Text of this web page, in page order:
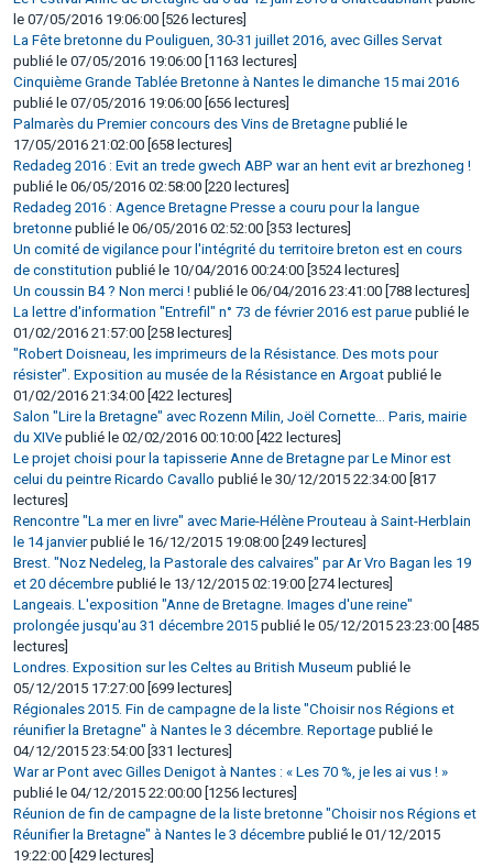
le 07/05/2016 19:06:00 [526 lectures]
La Fête bretonne du Pouliguen, 30-31 juillet 2016, avec Gilles Servat
publié le 07/05/2016 19:06:00 [1163 lectures]
Cinquième Grande Tablée Bretonne à Nantes le dimanche 15 mai 2016
publié le 07/05/2016 19:06:00 [656 lectures]
Palmarès du Premier concours des Vins de Bretagne publié le
17/05/2016 21:02:00 [658 lectures]
Redadeg 2016 : Evit an trede gwech ABP war an hent evit ar brezhoneg !
publié le 06/05/2016 02:58:00 [220 lectures]
Redadeg 2016 : Agence Bretagne Presse a couru pour la langue
bretonne publié le 06/05/2016 02:52:00 [353 lectures]
Un comité de vigilance pour l'intégrité du territoire breton est en cours
de constitution publié le 10/04/2016 00:24:00 [3524 lectures]
Un coussin B4 ? Non merci ! publié le 06/04/2016 23:41:00 [788 lectures]
La lettre d'information "Entrefil" n° 73 de février 2016 est parue publié le
01/02/2016 21:57:00 [258 lectures]
"Robert Doisneau, les imprimeurs de la Résistance. Des mots pour
résister". Exposition au musée de la Résistance en Argoat publié le
01/02/2016 21:34:00 [422 lectures]
Salon "Lire la Bretagne" avec Rozenn Milin, Joël Cornette... Paris, mairie
du XIVe publié le 02/02/2016 00:10:00 [422 lectures]
Le projet choisi pour la tapisserie Anne de Bretagne par Le Minor est
celui du peintre Ricardo Cavallo publié le 30/12/2015 22:34:00 [817
lectures]
Rencontre "La mer en livre" avec Marie-Hélène Prouteau à Saint-Herblain
le 14 janvierpublié le 16/12/2015 19:08:00 [249 lectures]
Brest. "Noz Nedeleg, la Pastorale des calvaires" par Ar Vro Bagan les 19
et 20 décembre publié le 13/12/2015 02:19:00 [274 lectures]
Langeais. L'exposition "Anne de Bretagne. Images d'une reine"
prolongée jusqu'au 31 décembre 2015 publié le 05/12/2015 23:23:00 [485
lectures]
Londres. Exposition sur les Celtes au British Museum publié le
05/12/2015 17:27:00 [699 lectures]
Régionales 2015. Fin de campagne de la liste "Choisir nos Régions et
réunifier la Bretagne" à Nantes le 3 décembre. Reportage publié le
04/12/2015 23:54:00 [331 lectures]
War ar Pont avec Gilles Denigot à Nantes : « Les 70 %, je les ai vus ! »
publié le 04/12/2015 22:00:00 [1256 lectures]
Réunion de fin de campagne de la liste bretonne "Choisir nos Régions et
Réunifier la Bretagne" à Nantes le 3 décembre publié le 01/12/2015
19:22:00 [429 lectures]